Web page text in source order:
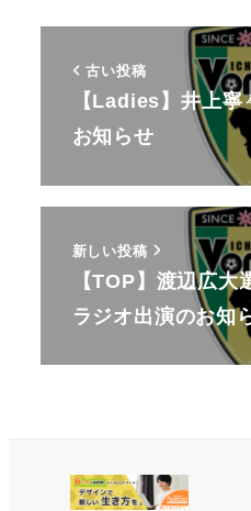
古い投稿
【Ladies】井上
お知らせ
新しい投稿
【TOP】渡辺広
ラジオ出演のお知